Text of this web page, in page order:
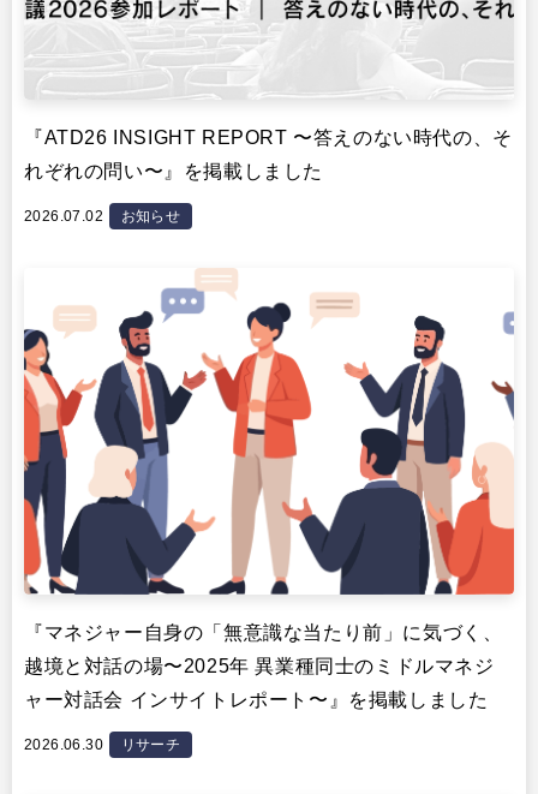
『ATD26 INSIGHT REPORT 〜答えのない時代の、そ
れぞれの問い〜』を掲載しました
2026.07.02 お知らせ
『マネジャー自身の「無意識な当たり前」に気づく、
越境と対話の場〜2025年 異業種同士のミドルマネジ
ャー対話会 インサイトレポート〜』を掲載しました
2026.06.30 リサーチ